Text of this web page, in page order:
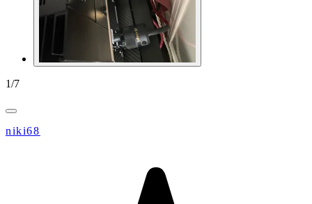
1/7
niki68